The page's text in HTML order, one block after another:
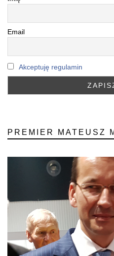
Email
Akceptuję regulamin
PREMIER MATEUSZ